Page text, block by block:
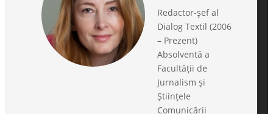
Redactor-șef al
Dialog Textil (2006
– Prezent)
Absolventă a
Facultății de
Jurnalism și
Științele
Comunicării